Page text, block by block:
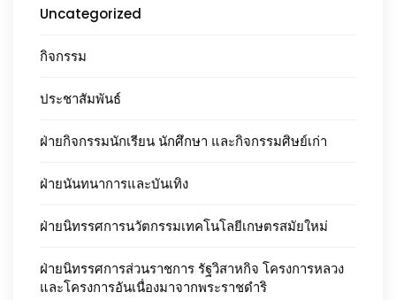
Uncategorized
กิจกรรม
ประชาสัมพันธ์
ฝ่ายกิจกรรมนักเรียน นักศึกษา และกิจกรรมศิษย์เก่า
ฝ่ายนันทนาการและบันเทิง
ฝ่ายนิทรรศการนวัตกรรมเทคโนโลยีเกษตรสมัยใหม่
ฝ่ายนิทรรศการส่วนราชการ รัฐวิสาหกิจ โครงการหลวง
และโครงการอันเนื่องมาจากพระราชดำริ